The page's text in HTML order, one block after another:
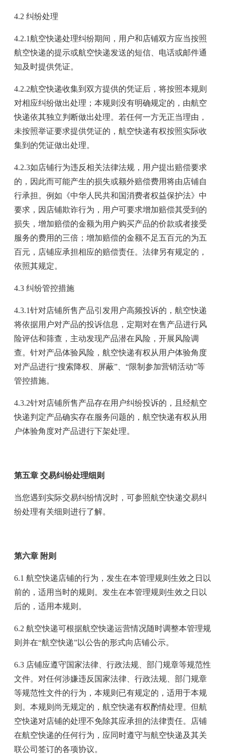
4.2 纠纷处理
4.2.1航空快递处理纠纷期间，用户和店铺双方应当按照
航空快递的提示或航空快递发送的短信、电话或邮件通
知及时提供凭证。
4.2.2航空快递收集到双方提供的凭证后，将按照本规则
对相应纠纷做出处理；本规则没有明确规定的，由航空
快递依其独立判断做出处理。若任何一方无正当理由，
未按照举证要求提供凭证的，航空快递有权按照实际收
集到的凭证做出处理。
4.2.3如店铺行为违反相关法律法规，用户提出赔偿要求
的，因此而可能产生的损失或额外赔偿费用将由店铺自
行承担。例如《中华人民共和国消费者权益保护法》中
要求，因店铺欺诈行为，用户可要求增加赔偿其受到的
损失，增加赔偿的金额为用户购买产品的价款或者接受
服务的费用的三倍；增加赔偿的金额不足五百元的为五
百元，店铺应承担相应的赔偿责任。法律另有规定的，
依照其规定。
4.3 纠纷管控措施
4.3.1针对店铺所售产品引发用户高频投诉的，航空快递
将依据用户对产品的投诉信息，定期对在售产品进行风
险评估和筛查，主动发现产品潜在风险，开展风险调
查。针对产品体验风险，航空快递有权从用户体验角度
对产品进行“搜索降权、屏蔽”、“限制参加营销活动”等
管控措施。
4.3.2针对店铺所售产品存在用户纠纷投诉的，且经航空
快递判定产品确实存在服务问题的，航空快递有权从用
户体验角度对产品进行下架处理。
第五章 交易纠纷处理细则
当您遇到实际交易纠纷情况时，可参照航空快递交易纠
纷处理有关细则进行了解。
第六章 附则
6.1 航空快递店铺的行为，发生在本管理规则生效之日以
前的，适用当时的规则。发生在本管理规则生效之日以
后的，适用本规则。
6.2 航空快递可根据航空快递运营情况随时调整本管理规
则并在“航空快递”以公告的形式向店铺公示。
6.3 店铺应遵守国家法律、行政法规、部门规章等规范性
文件。对任何涉嫌违反国家法律、行政法规、部门规章
等规范性文件的行为，本规则已有规定的，适用于本规
则。本规则尚无规定的，航空快递有权酌情处理。但航
空快递对店铺的处理不免除其应承担的法律责任。店铺
在航空快递的任何行为，应同时遵守与航空快递及其关
联公司签订的各项协议。